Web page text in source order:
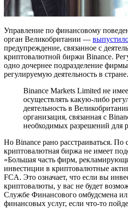
Управление по финансовому
орган Великобритании —
предупреждение, связанное с
криптовалютной биржи Binance.
одно дочернее подразделение
регулируемую деятельность в стране.
Binance Markets Limited не
осуществлять какую-либо
деятельность в
организация, связанная с
необходимых разрешений для
Но Binance рано расстраиваться. По
криптовалютная биржа не имеет
«Большая часть фирм,
инвестиции в криптовалютные
FCA. Это означает, что если вы
криптовалюты, у вас не будет
Службе Финансового омбудсмена
финансовых услуг, если что-то